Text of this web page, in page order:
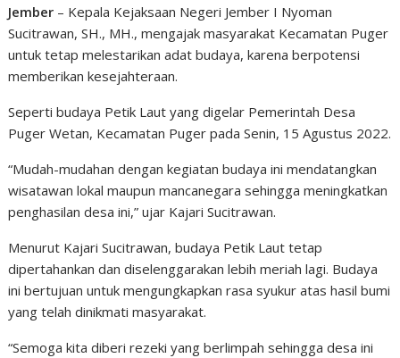
Jember – Kepala Kejaksaan Negeri Jember I Nyoman
Sucitrawan, SH., MH., mengajak masyarakat Kecamatan Puger
untuk tetap melestarikan adat budaya, karena berpotensi
memberikan kesejahteraan.
Seperti budaya Petik Laut yang digelar Pemerintah Desa
Puger Wetan, Kecamatan Puger pada Senin, 15 Agustus 2022.
“Mudah-mudahan dengan kegiatan budaya ini mendatangkan
wisatawan lokal maupun mancanegara sehingga meningkatkan
penghasilan desa ini,” ujar Kajari Sucitrawan.
Menurut Kajari Sucitrawan, budaya Petik Laut tetap
dipertahankan dan diselenggarakan lebih meriah lagi. Budaya
ini bertujuan untuk mengungkapkan rasa syukur atas hasil bumi
yang telah dinikmati masyarakat.
“Semoga kita diberi rezeki yang berlimpah sehingga desa ini